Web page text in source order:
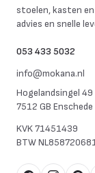
stoelen, kasten
advies en snelle
053 433 5032
info@mokana.nl
Hogelandsingel 49
7512 GB Enschede
KVK71451439
BTW